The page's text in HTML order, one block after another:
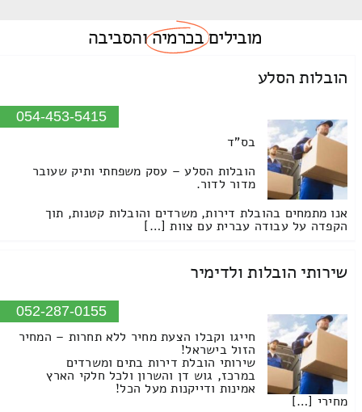
מוביליםבכרמיהוהסביבה
הובלות הסלע
054-453-5415
בס"ד
הובלות הסלע – עסק משפחתי ותיק שעובר
מדור לדור.
אנו מתמחים בהובלת דירות, משרדים והובלות קטנות, תוך
הקפדה על עבודה עברית עם צוות […]
שירותי הובלות ולדימיר
052-287-0155
חייגו וקבלו הצעת מחיר ללא תחרות – המחיר
הזול בישראל!
שירותי הובלת דירות בתים ומשרדים
במרכז, גוש דן והשרון ולכל חלקי הארץ
אמינות ודייקנות מעל הכל!
מחירי […]